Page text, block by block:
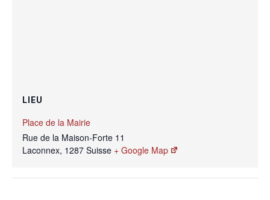
LIEU
Place de la Mairie
Rue de la Maison-Forte 11
Laconnex, 1287 Suisse + Google Map